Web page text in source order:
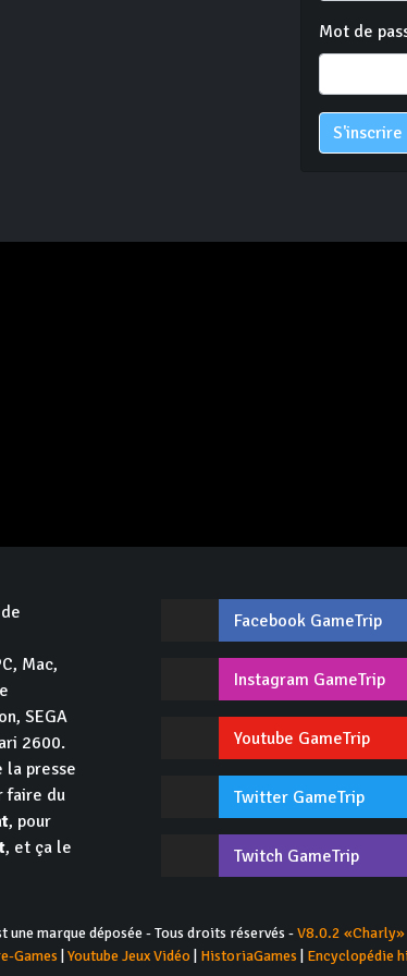
Mot de
S'inscrire
Mac,
SEGA
2600.
la presse
faire du
, pour
, et ça le
Facebook GameTrip
Instagram GameTrip
Youtube GameTrip
Twitter GameTrip
Twitch GameTrip
marque déposée - Tous droits réservés -V8.0.2 «Charly»
Games Youtube Jeux Vidéo| HistoriaGames Encyclopédie